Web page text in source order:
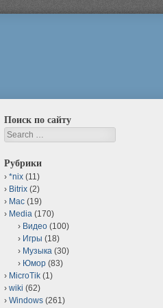
Поиск по сайту
Search
Рубрики
*nix (11)
Bitrix (2)
Mac (19)
Media (170)
Видео (100)
Игры (18)
Музыка (30)
Юмор (83)
MicroTik (1)
wiki (62)
Windows (261)